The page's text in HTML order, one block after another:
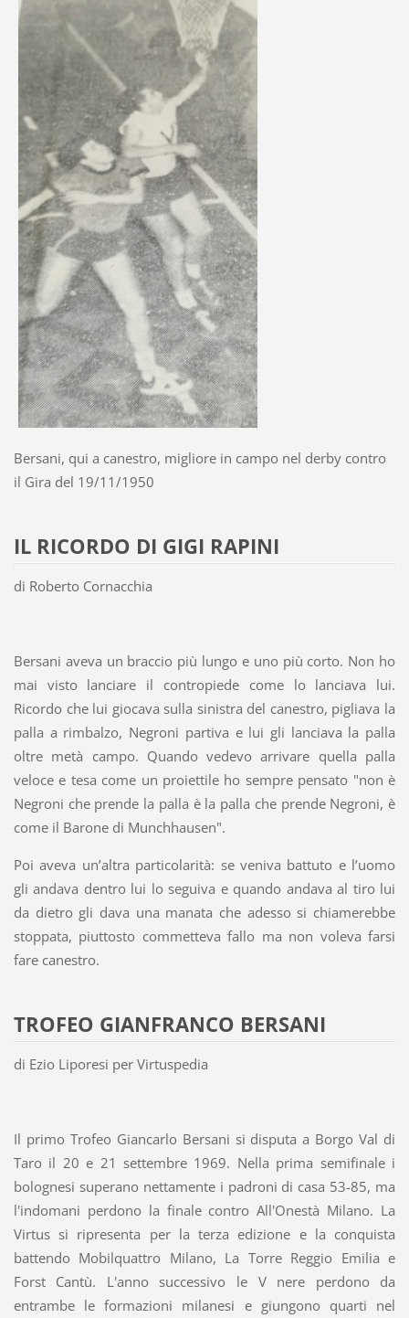
Bersani, qui a canestro, migliore in campo nel derby contro
il Gira del 19/11/1950
IL RICORDO DI GIGI RAPINI
di Roberto Cornacchia
Bersani aveva un braccio più lungo e uno più corto. Non ho
mai visto lanciare il contropiede come lo lanciava lui.
Ricordo che lui giocava sulla sinistra del canestro, pigliava la
palla a rimbalzo, Negroni partiva e lui gli lanciava la palla
oltre metà campo. Quando vedevo arrivare quella palla
veloce e tesa come un proiettile ho sempre pensato "non è
Negroni che prende la palla è la palla che prende Negroni, è
come il Barone di Munchhausen".
Poi aveva un’altra particolarità: se veniva battuto e l’uomo
gli andava dentro lui lo seguiva e quando andava al tiro lui
da dietro gli dava una manata che adesso si chiamerebbe
stoppata, piuttosto commetteva fallo ma non voleva farsi
fare canestro.
TROFEO GIANFRANCO BERSANI
di Ezio Liporesi per Virtuspedia
Il primo Trofeo Giancarlo Bersani si disputa a Borgo Val di
Taro il 20 e 21 settembre 1969. Nella prima semifinale i
bolognesi superano nettamente i padroni di casa 53-85, ma
l'indomani perdono la finale contro All'Onestà Milano. La
Virtus si ripresenta per la terza edizione e la conquista
battendo Mobilquattro Milano, La Torre Reggio Emilia e
Forst Cantù. L'anno successivo le V nere perdono da
entrambe le formazioni milanesi e giungono quarti nel